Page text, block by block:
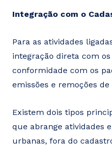
Integração com o
Para as atividades
integração direta com
conformidade com os
emissões e remoções de
Existem dois tipos
que abrange atividades
urbanas, fora do